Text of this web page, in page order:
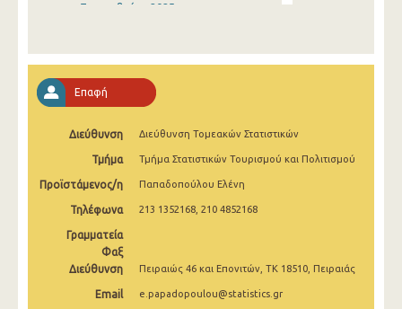
Σεπτεμβρίου 2025
Ιουνίου 2025
Μαΐου 2025
Απριλίου 2025
Μαρτίου 2025
Φεβρουαρίου 2025
Ιανουαρίου 2025
Δεκεμβρίου 2024
Επαφή
Διεύθυνση Διεύθυνση Τομεακών Στατιστικών
Τμήμα Τμήμα Στατιστικών Τουρισμού και Πολιτισμού
Προϊστάμενος/η Παπαδοπούλου Ελένη
Τηλέφωνα 213 1352168, 210 4852168
Γραμματεία
Φαξ
Διεύθυνση
Πειραιώς 46 και Επονιτών, ΤΚ 18510, Πειραιάς
Email e.papadopoulou@statistics.gr